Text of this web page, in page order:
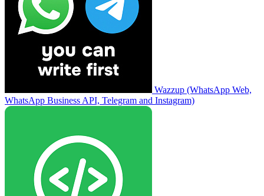
Wazzup (WhatsApp Web,
WhatsApp Business API, Telegram and Instagram)